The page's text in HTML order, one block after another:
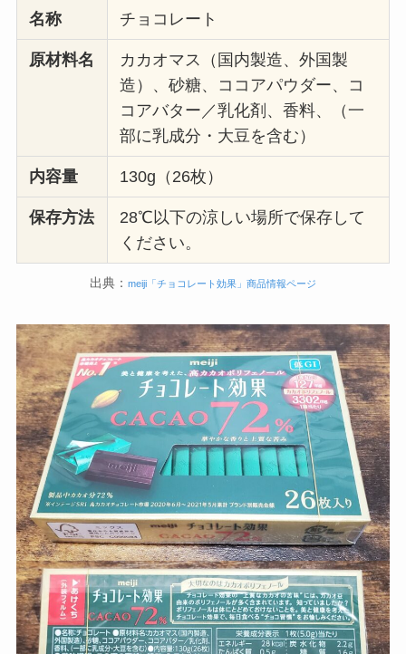
名称 チョコレート
原材料名
カカオマス（国内製造、外国製
造）、砂糖、ココアパウダー、コ
コアバター／乳化剤、香料、（一
部に乳成分・大豆を含む）
内容量 130g（26枚）
保存方法
28℃以下の涼しい場所で保存して
ください。
出典： meiji「チョコレート効果」商品情報ページ